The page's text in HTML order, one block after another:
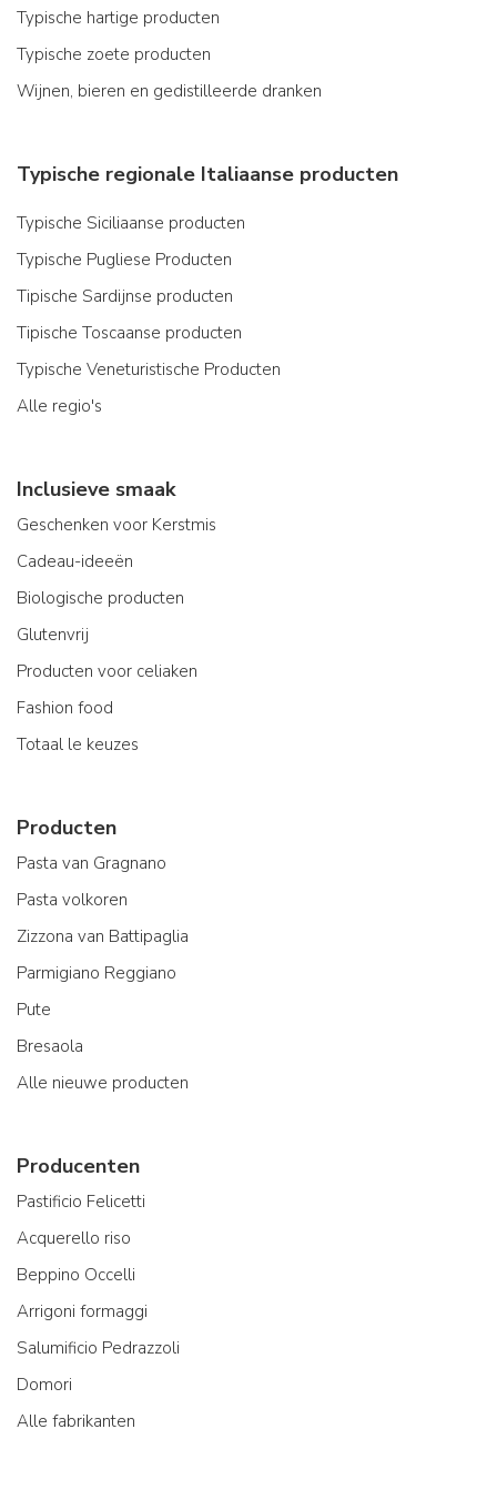
Typische hartige producten
Typische zoete producten
Wijnen, bieren en gedistilleerde dranken
Typische regionale Italiaanse producten
Typische Siciliaanse producten
Typische Pugliese Producten
Tipische Sardijnse producten
Tipische Toscaanse producten
Typische Veneturistische Producten
Alle regio's
Inclusieve smaak
Geschenken voor Kerstmis
Cadeau-ideeën
Biologische producten
Glutenvrij
Producten voor celiaken
Fashion food
Totaal le keuzes
Producten
Pasta van Gragnano
Pasta volkoren
Zizzona van Battipaglia
Parmigiano Reggiano
Pute
Bresaola
Alle nieuwe producten
Producenten
Pastificio Felicetti
Acquerello riso
Beppino Occelli
Arrigoni formaggi
Salumificio Pedrazzoli
Domori
Alle fabrikanten